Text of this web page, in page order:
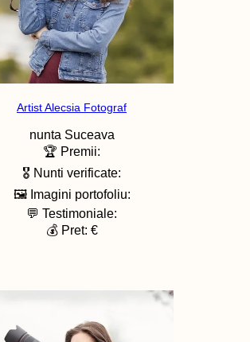
Artist Alecsia Fotograf
nunta Suceava
🏆 Premii:
🎖️ Nunti verificate:
🖼️ Imagini portofoliu:
💬 Testimoniale:
💰 Pret: €